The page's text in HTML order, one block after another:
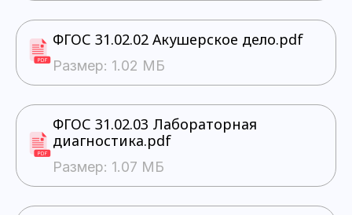
ФГОС 31.02.02 Акушерское дело.pdf
Размер: 1.02 МБ
ФГОС 31.02.03 Лабораторная
диагностика.pdf
Размер: 1.07 МБ